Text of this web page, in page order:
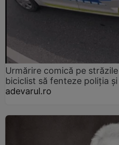
Urmărire comică pe
biciclist să fenteze poliția
adevarul.ro